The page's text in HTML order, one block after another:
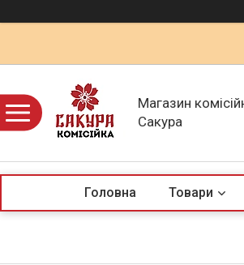
Магазин
Сакура
Головна Товари